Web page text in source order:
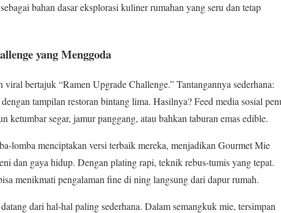
bahan dasar eksplorasi kuliner rumahan yang seru dan tetap
yang Menggoda
bertajuk “Ramen Upgrade Challenge.” Tantangannya sederhana:
tampilan restoran bintang lima. Hasilnya? Feed media sosial
ketumbar segar, jamur panggang, atau bahkan taburan emas edible.
lomba menciptakan versi terbaik mereka, menjadikan Gourmet Mie
dan gaya hidup. Dengan plating rapi, teknik rebus-tumis yang tepat.
menikmati pengalaman fine di ning langsung dari dapur rumah.
dari hal-hal paling sederhana. Dalam semangkuk mie, tersimpan